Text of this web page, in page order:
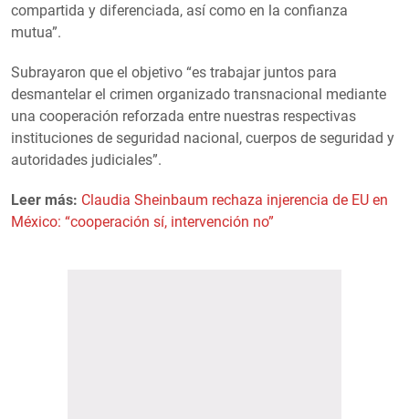
compartida y diferenciada, así como en la confianza
mutua”.
Subrayaron que el objetivo “es trabajar juntos para
desmantelar el crimen organizado transnacional mediante
una cooperación reforzada entre nuestras respectivas
instituciones de seguridad nacional, cuerpos de seguridad y
autoridades judiciales”.
Leer más: Claudia Sheinbaum rechaza injerencia de EU en
México: “cooperación sí, intervención no”